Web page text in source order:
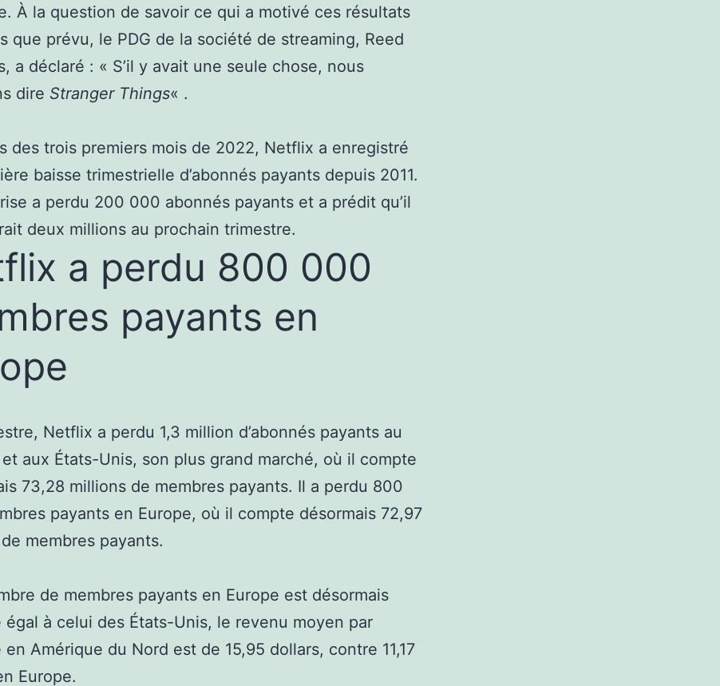
À la question de savoir ce qui a motivé ces résultats
que prévu, le PDG de la société de streaming, Reed
a déclaré : « S’il y avait une seule chose, nous
dire Stranger Things« .
des trois premiers mois de 2022, Netflix a enregistré
baisse trimestrielle d’abonnés payants depuis 2011.
a perdu 200 000 abonnés payants et a prédit qu’il
deux millions au prochain trimestre.
a perdu 800 000
payants en
Netflix a perdu 1,3 million d’abonnés payants au
et aux États-Unis, son plus grand marché, où il compte
73,28 millions de membres payants. Il a perdu 800
payants en Europe, où il compte désormais 72,97
membres payants.
de membres payants en Europe est désormais
égal à celui des États-Unis, le revenu moyen par
en Amérique du Nord est de 15,95 dollars, contre 11,17
Europe.